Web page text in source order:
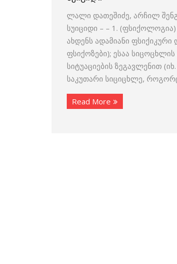
ლალი დათეშიძე, არჩილ
სუიციდი – – 1.
ახდენს ადამიანი
ფსიქოზები); ესაა
სიტუაციების ზეგავლენით
საკუთარი სიციცხლე,
Read More